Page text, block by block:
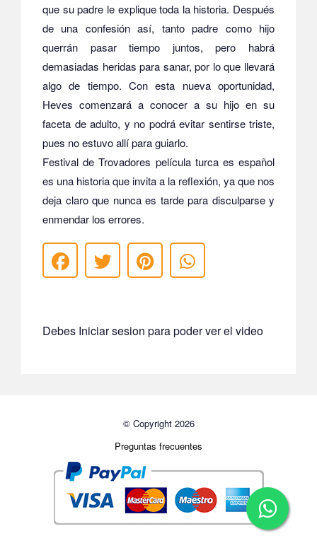
que su padre le explique toda la historia. Después
de una confesión así, tanto padre como hijo
querrán pasar tiempo juntos, pero habrá
demasiadas heridas para sanar, por lo que llevará
algo de tiempo. Con esta nueva oportunidad,
Heves comenzará a conocer a su hijo en su
faceta de adulto, y no podrá evitar sentirse triste,
pues no estuvo allí para guiarlo.
Festival de Trovadores película turca es español
es una historia que invita a la reflexión, ya que nos
deja claro que nunca es tarde para disculparse y
enmendar los errores.
Debes Iniciar sesion para poder ver el video
© Copyright 2026
Preguntas frecuentes